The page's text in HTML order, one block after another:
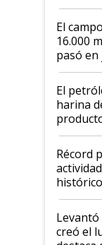
El
16.000
pasó en
El
harina
el agro
diez
récord
Récord
Levantó
creó el